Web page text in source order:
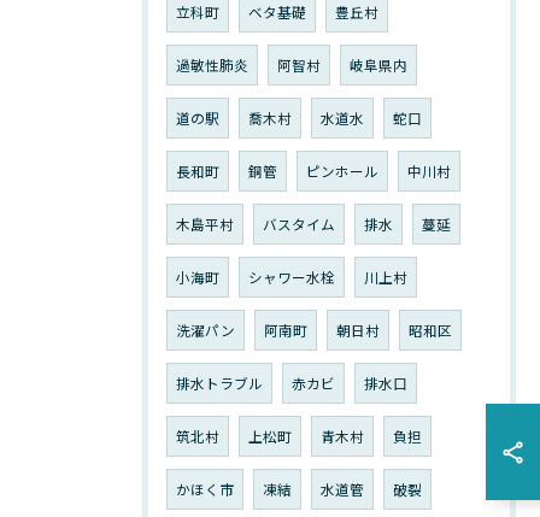
立科町 ベタ基礎 豊丘村
過敏性肺炎 阿智村 岐阜県内
道の駅 喬木村 水道水 蛇口
長和町 銅管 ピンホール 中川村
木島平村 バスタイム 排水 蔓延
小海町 シャワー水栓 川上村
洗濯パン 阿南町 朝日村 昭和区
排水トラブル 赤カビ 排水口
筑北村 上松町 青木村 負担
かほく市 凍結 水道管 破裂